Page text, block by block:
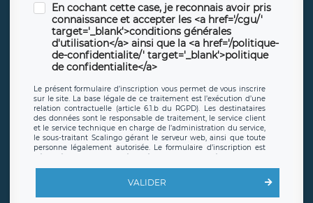
En cochant cette case, je reconnais avoir pris
connaissance et accepter les <a href='/cgu/'
target='_blank'>conditions générales
d'utilisation</a> ainsi que la <a href='/politique-
de-confidentialite/' target='_blank'>politique
de confidentialite</a>
Le présent formulaire d’inscription vous permet de vous inscrire
sur le site. La base légale de ce traitement est l’exécution d’une
relation contractuelle (article 6.1.b du RGPD). Les destinataires
des données sont le responsable de traitement, le service client
et le service technique en charge de l’administration du service,
le sous-traitant Scalingo gérant le serveur web, ainsi que toute
personne légalement autorisée. Le formulaire d’inscription est
hébergé sur un serveur hébergé par Scalingo, basé en France et
offrant desclauses de protection conformes au RGPD. Les
en sollicite la suppression, étant entendu que vous pouvez
demander la suppression de vos données et retirer votre
VALIDER